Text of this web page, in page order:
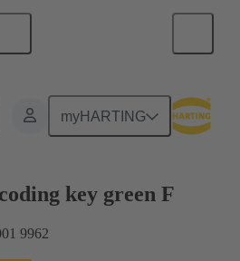
myHARTING
mère à carte fille
key green F
9962